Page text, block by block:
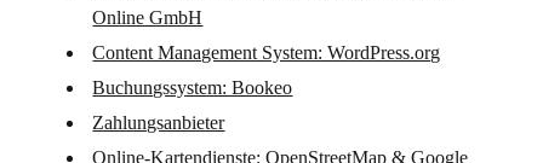
Online GmbH
Content Management System: WordPress.org
Buchungssystem: Bookeo
Zahlungsanbieter
Online-Kartendienste: OpenStreetMap & Google